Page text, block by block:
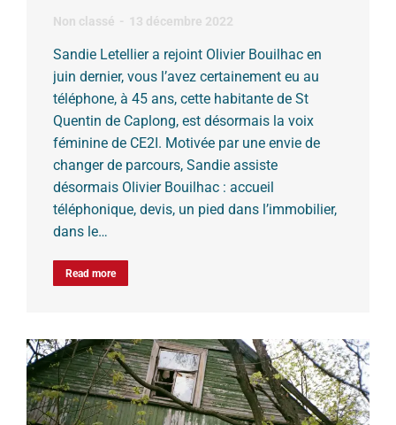
Non classé 13 décembre 2022
Sandie Letellier a rejoint Olivier Bouilhac en
juin dernier, vous l’avez certainement eu au
téléphone, à 45 ans, cette habitante de St
Quentin de Caplong, est désormais la voix
féminine de CE2I. Motivée par une envie de
changer de parcours, Sandie assiste
désormais Olivier Bouilhac : accueil
téléphonique, devis, un pied dans l’immobilier,
dans le…
Read more